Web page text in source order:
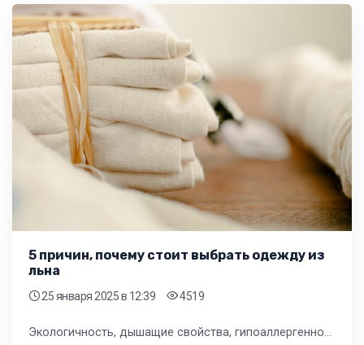
5 причин, почему стоит выбрать одежду из
льна
25 января 2025в 12:39 4519
Экологичность, дышащие свойства, гипоаллергенность, долговечность и эстетическая привлекательность - всё это делает льняную одежду идеальным выбором для тех, кто ценит качество и комфорт.